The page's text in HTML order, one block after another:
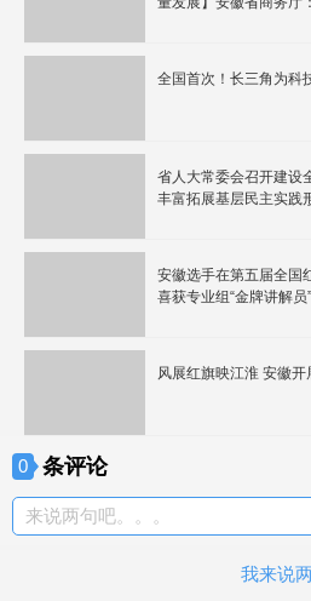
全国首次！长三角为科
省人大常委会召开建设
丰富拓展基层民主实践
安徽选手在第五届全国
喜获专业组“金牌讲解员
风展红旗映江淮 安徽
0 条评论
来说两句吧。。。
我来说